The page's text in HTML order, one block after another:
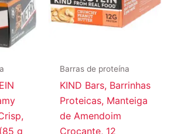
g
Barras de proteína
KIND Bars, Barrinhas
Proteicas, Manteiga
de Amendoim
Crocante, 12